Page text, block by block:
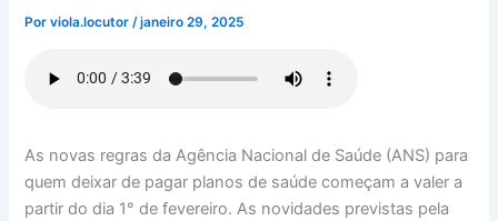
Porviola.locutor/janeiro 29, 2025
As novas regras da Agência Nacional de Saúde (ANS) para
quem deixar de pagar planos de saúde começam a valer a
partir do dia 1° de fevereiro. As novidades previstas pela